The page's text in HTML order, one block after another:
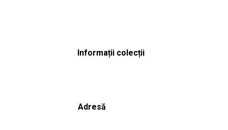
Informații colecții
Adresă